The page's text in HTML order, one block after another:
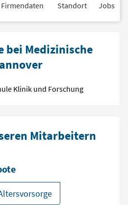
Firmendaten Standort Jobs
bei Medizinische
Klinik und Forschung
Mitarbeitern